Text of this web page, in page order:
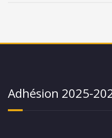
Adhésion 2025-